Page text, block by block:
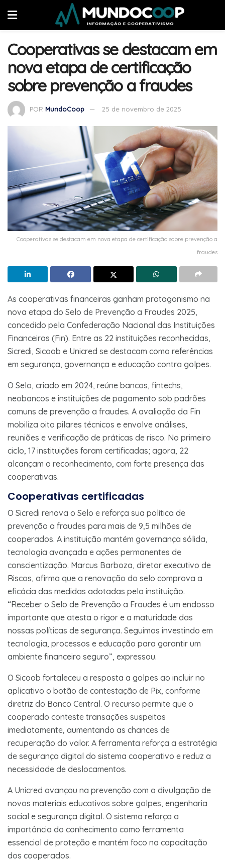
Cooperativas se destacam em
nova etapa de certificação
sobre prevenção a fraudes
POR MundoCoop 25 de novembro de 2025
Cooperativas se destacam em nova etapa de certificação sobre prevenção a
fraudes
As cooperativas financeiras ganham protagonismo na
nova etapa do Selo de Prevenção a Fraudes 2025,
concedido pela Confederação Nacional das Instituições
Financeiras (Fin). Entre as 22 instituições reconhecidas,
Sicredi, Sicoob e Unicred se destacam como referências
em segurança, governança e educação contra golpes.
O Selo, criado em 2024, reúne bancos, fintechs,
neobancos e instituições de pagamento sob padrões
comuns de prevenção a fraudes. A avaliação da Fin
mobiliza oito pilares técnicos e envolve análises,
reuniões e verificação de práticas de risco. No primeiro
ciclo, 17 instituições foram certificadas; agora, 22
alcançam o reconhecimento, com forte presença das
cooperativas.
Cooperativas certificadas
O Sicredi renova o Selo e reforça sua política de
prevenção a fraudes para mais de 9,5 milhões de
cooperados. A instituição mantém governança sólida,
tecnologia avançada e ações permanentes de
conscientização. Marcus Barboza, diretor executivo de
Riscos, afirma que a renovação do selo comprova a
eficácia das medidas adotadas pela instituição.
“Receber o Selo de Prevenção a Fraudes é um endosso
importante que atesta o rigor e a maturidade das
nossas políticas de segurança. Seguimos investindo em
tecnologia, processos e educação para garantir um
ambiente financeiro seguro”, expressou.
O Sicoob fortaleceu a resposta a golpes ao incluir no
aplicativo o botão de contestação de Pix, conforme
diretriz do Banco Central. O recurso permite que o
cooperado conteste transações suspeitas
imediatamente, aumentando as chances de
recuperação do valor. A ferramenta reforça a estratégia
de segurança digital do sistema cooperativo e reduz a
necessidade de deslocamentos.
A Unicred avançou na prevenção com a divulgação de
novos materiais educativos sobre golpes, engenharia
social e segurança digital. O sistema reforça a
importância do conhecimento como ferramenta
essencial de proteção e mantém foco na capacitação
dos cooperados.